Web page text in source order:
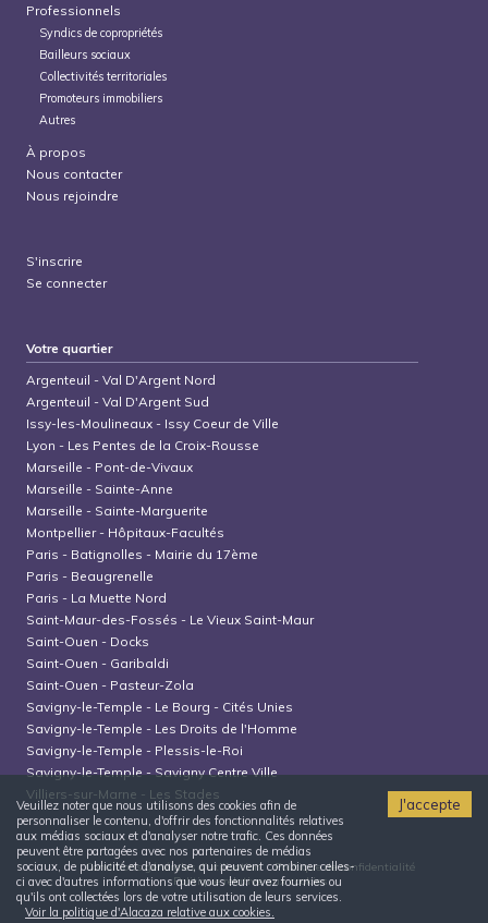
Professionnels
Syndics de copropriétés
Bailleurs sociaux
Collectivités territoriales
Promoteurs immobiliers
Autres
À propos
Nous contacter
Nous rejoindre
S'inscrire
Se connecter
Votre quartier
Argenteuil -Val D'Argent Nord
Argenteuil -Val D'Argent Sud
Issy-les-Moulineaux - Issy Coeur de Ville
Lyon - Les Pentes de la Croix-Rousse
Marseille - Pont-de-Vivaux
Marseille - Sainte-Anne
Marseille - Sainte-Marguerite
Montpellier- Hôpitaux-Facultés
Paris - Batignolles - Mairie du 17ème
Paris - Beaugrenelle
Paris - La Muette Nord
Saint-Maur-des-Fossés - Le Vieux Saint-Maur
Saint-Ouen - Docks
Saint-Ouen - Garibaldi
Saint-Ouen - Pasteur-Zola
Savigny-le-Temple - Le Bourg - Cités Unies
Savigny-le-Temple - Les Droits de l'Homme
Savigny-le-Temple - Plessis-le-Roi
Savigny-le-Temple-Savigny Centre Ville
Villiers-sur-Marne - Les Stades
Conditions générales d'utilisation
Politique de confidentialité
Politique relative aux cookies
Veuillez noter que nous utilisons des cookies afin de
personnaliser le contenu, d'offrir des fonctionnalités relatives
aux médias sociaux et d'analyser notre trafic. Ces données
peuvent être partagées avec nos partenaires de médias
sociaux, de publicité et d'analyse, qui peuvent combiner celles-
ci avec d'autres informations que vous leur avez fournies ou
qu'ils ont collectées lors de votre utilisation de leurs services.
Voir la politique d'Alacaza relative aux cookies.
J'accepte